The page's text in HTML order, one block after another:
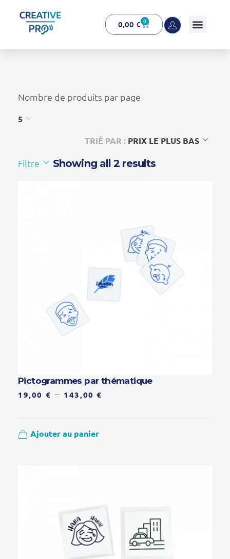
0,00 € 0
Nombre de produits par page
5
TRIÉ PAR : PRIX LE PLUS BAS
Filtre Showing all 2 results
Pictogrammes par thématique
19,00 € – 143,00€
Ajouter au panier